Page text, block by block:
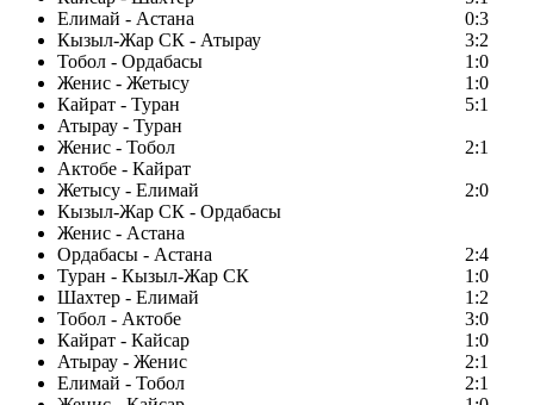
Елимай - Астана
0:3
Кызыл-Жар СК - Атырау
3:2
Тобол - Ордабасы
1:0
Женис - Жетысу
1:0
Кайрат - Туран
5:1
Атырау - Туран
Женис - Тобол
2:1
Актобе - Кайрат
Жетысу - Елимай
2:0
Кызыл-Жар СК - Ордабасы
Женис - Астана
Ордабасы - Астана
2:4
Туран - Кызыл-Жар СК
1:0
Шахтер - Елимай
1:2
Тобол - Актобе
3:0
Кайрат - Кайсар
1:0
Атырау - Женис
2:1
Елимай - Тобол
2:1